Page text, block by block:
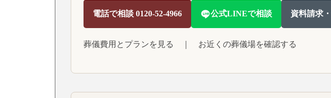
電話で相談 0120-52-4966 公式LINEで相談 資料請求
葬儀費用とプランを見る お近くの葬儀場を確認する